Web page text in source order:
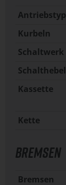
Antriebstyp
Kurbeln
Schaltwerk
Schalthebel
Kassette
Kette
BREMSEN
Bremsen